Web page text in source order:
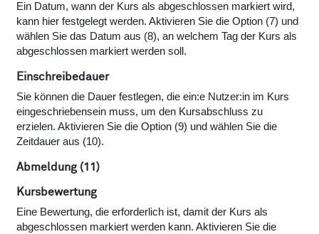
Ein Datum, wann der Kurs als abgeschlossen markiert wird,
kann hier festgelegt werden. Aktivieren Sie die Option (7) und
wählen Sie das Datum aus (8), an welchem Tag der Kurs als
abgeschlossen markiert werden soll.
Einschreibedauer
Sie können die Dauer festlegen, die ein:e Nutzer:in im Kurs
eingeschriebensein muss, um den Kursabschluss zu
erzielen. Aktivieren Sie die Option (9) und wählen Sie die
Zeitdauer aus (10).
Abmeldung (11)
Kursbewertung
Eine Bewertung, die erforderlich ist, damit der Kurs als
abgeschlossen markiert werden kann. Aktivieren Sie die